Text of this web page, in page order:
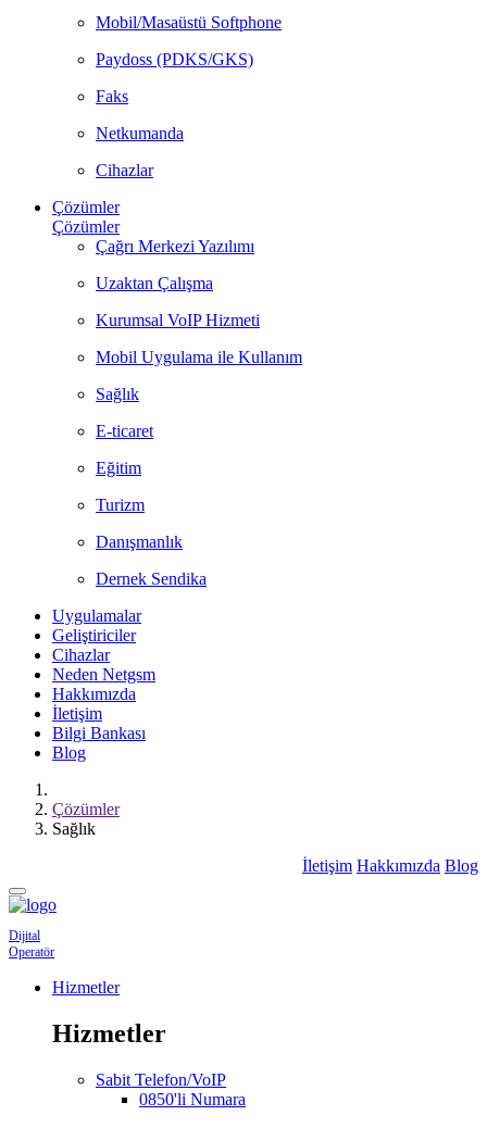
Mobil/Masaüstü Softphone
Paydoss (PDKS/GKS)
Faks
Netkumanda
Cihazlar
Çözümler
Çözümler
Çağrı Merkezi Yazılımı
Uzaktan Çalışma
Kurumsal VoIP Hizmeti
Mobil Uygulama ile Kullanım
Sağlık
E-ticaret
Eğitim
Turizm
Danışmanlık
Dernek Sendika
Uygulamalar
Geliştiriciler
Cihazlar
Neden Netgsm
Hakkımızda
İletişim
Bilgi Bankası
Blog
Çözümler
Sağlık
İletişim Hakkımızda Blog
Dijital
Operatör
Hizmetler
Hizmetler
Sabit Telefon/VoIP
0850'li Numara